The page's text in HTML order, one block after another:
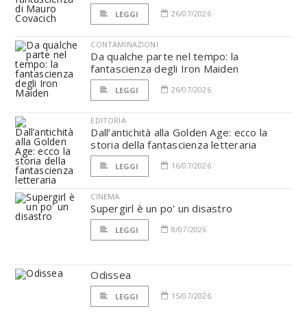
LEGGI 26/07/2026
CONTAMINAZIONI
Da qualche parte nel tempo: la
fantascienza degli Iron Maiden
LEGGI 26/07/2026
EDITORIA
Dall’antichità alla Golden Age: ecco la
storia della fantascienza letteraria
LEGGI 16/07/2026
CINEMA
Supergirl è un po' un disastro
LEGGI 8/07/2026
Odissea
LEGGI 15/07/2026